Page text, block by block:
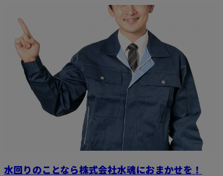
水回りのことなら株式会社水魂におまかせを！